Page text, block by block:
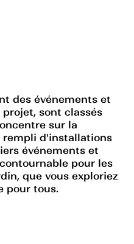
des événements et
sont classés
sur la
rempli d'installations
événements et
pour les
que vous exploriez
pour tous.